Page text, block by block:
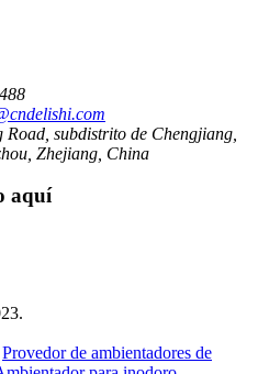
subdistrito de Chengjiang,
Zhejiang, China
aquí
Provedor de ambientadores de